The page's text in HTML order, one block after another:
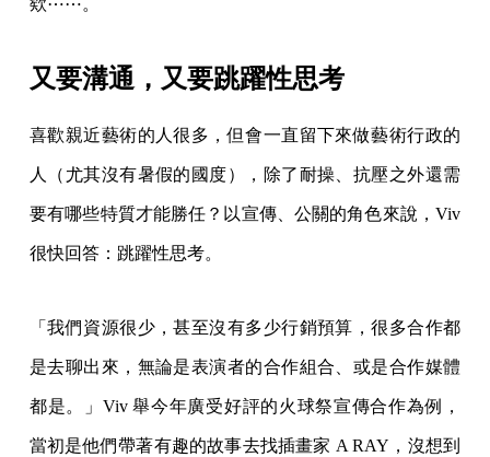
又要溝通，又要跳躍性思考
喜歡親近藝術的人很多，但會一直留下來做藝術行政的
人（尤其沒有暑假的國度），除了耐操、抗壓之外還需
要有哪些特質才能勝任？以宣傳、公關的角色來說，Viv
很快回答：跳躍性思考。
「我們資源很少，甚至沒有多少行銷預算，很多合作都
是去聊出來，無論是表演者的合作組合、或是合作媒體
都是。」Viv 舉今年廣受好評的火球祭宣傳合作為例，
當初是他們帶著有趣的故事去找插畫家 A RAY，沒想到